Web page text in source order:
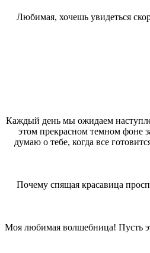
Любимая, хочешь увидеться
Каждый день мы ожидаем
этом прекрасном темном фоне
думаю о тебе, когда все
Почему спящая красавица
Моя любимая волшебница! Пусть